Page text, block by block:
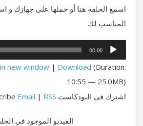
اسمع الحلقة هنا أو حملها على جهازك و
المناسب لك
مشغل
الصوت
00:00
new window | Download (Duration:
10:55 — 25.0MB)
اشترك في البودكاست Subscribe
Email | RSS
الفيديو الموجود في